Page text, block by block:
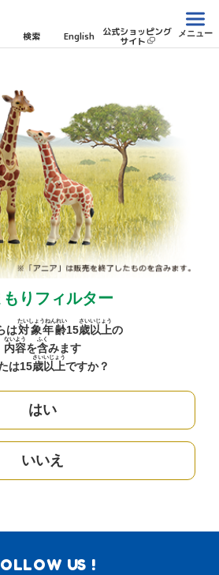
検索 English 公式ショッピング
サイト
メニュー
りフィルター
は対象年齢
たいしょうねんれい
15歳
さい
以上
いじょう
の
内容
ないよう
を含
ふく
みます
は15歳
さい
以上
いじょう
ですか？
はい
いいえ
US !